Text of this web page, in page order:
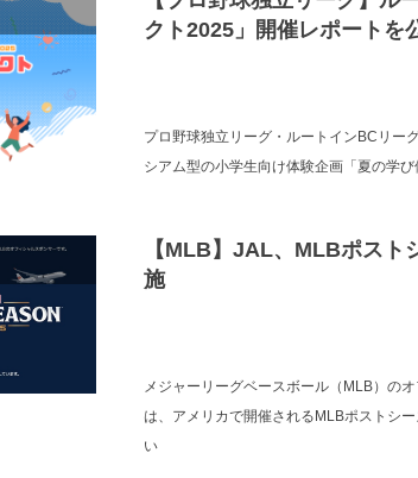
クト2025」開催レポートを
プロ野球独立リーグ・ルートインBCリ
シアム型の小学生向け体験企画「夏の学
【MLB】JAL、MLBポスト
施
メジャーリーグベースボール（MLB）の
は、アメリカで開催されるMLBポストシ
い